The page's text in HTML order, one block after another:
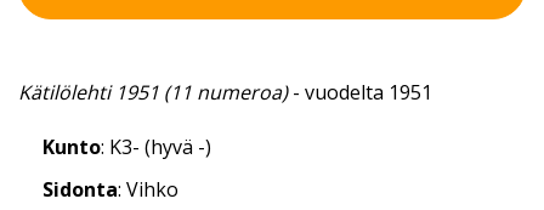
Kätilölehti 1951 (11 numeroa)- vuodelta 1951
Kunto: K3- (hyvä -)
Sidonta: Vihko